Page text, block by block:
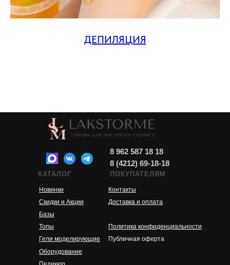
ДЕПИЛЯЦИЯ
КАТАЛОГ
Новинки
Скидки и Акции
Базы
Топы
Гели моделирующие
Оборудование
ПОКУПАТЕЛЯМ
Контакты
Доставка и оплата
Политика конфиденциальности
Публичная оферта
8 962 587 18 18
8 (4212) 69-18-18